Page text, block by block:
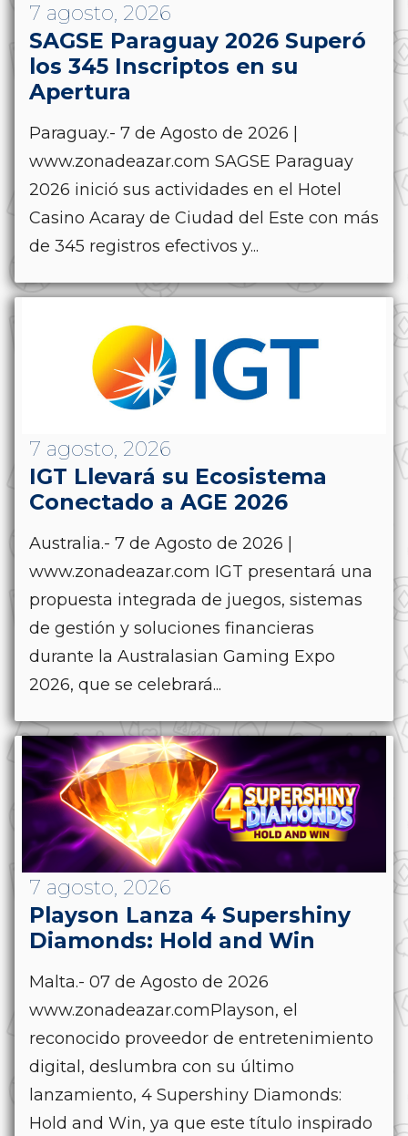
7 agosto, 2026
SAGSE Paraguay 2026 Superó
los 345 Inscriptos en su
Apertura
Paraguay.- 7 de Agosto de 2026 |
www.zonadeazar.com SAGSE Paraguay
2026 inició sus actividades en el Hotel
Casino Acaray de Ciudad del Este con más
de 345 registros efectivos y...
7 agosto, 2026
IGT Llevará su Ecosistema
Conectado a AGE 2026
Australia.- 7 de Agosto de 2026 |
www.zonadeazar.com IGT presentará una
propuesta integrada de juegos, sistemas
de gestión y soluciones financieras
durante la Australasian Gaming Expo
2026, que se celebrará...
7 agosto, 2026
Playson Lanza 4 Supershiny
Diamonds: Hold and Win
Malta.- 07 de Agosto de 2026
www.zonadeazar.comPlayson, el
reconocido proveedor de entretenimiento
digital, deslumbra con su último
lanzamiento, 4 Supershiny Diamonds:
Hold and Win, ya que este título inspirado